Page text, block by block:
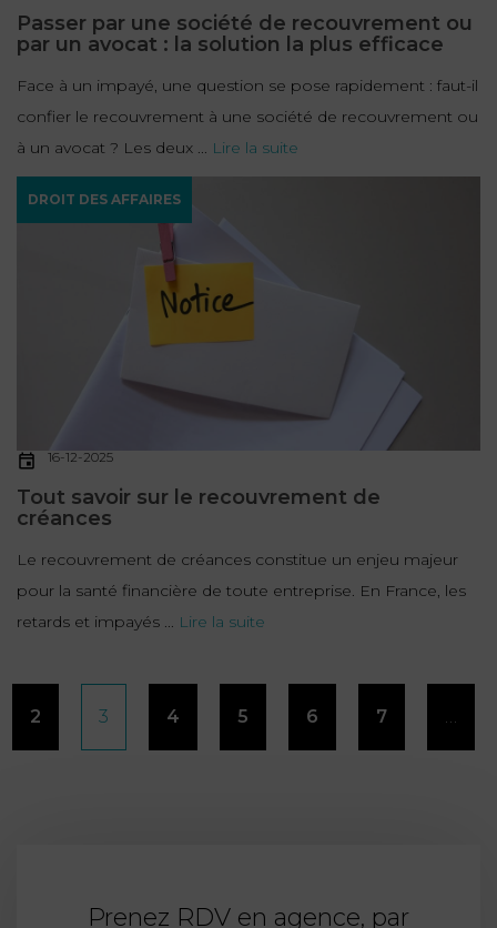
Passer par une société de recouvrement ou
par un avocat : la solution la plus efficace
Face à un impayé, une question se pose rapidement : faut-il
confier le recouvrement à une société de recouvrement ou
à un avocat ? Les deux ... Lire la suite
DROIT DES AFFAIRES
16-12-2025
Tout savoir sur le recouvrement de
créances
Le recouvrement de créances constitue un enjeu majeur
pour la santé financière de toute entreprise. En France, les
retards et impayés ... Lire la suite
Pagination
des
2 3 4 5 6 7 …
Prenez RDV en agence, par